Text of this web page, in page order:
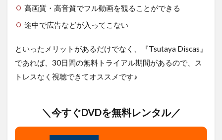
高画質・高音質でフル動画を観ることができる
途中で広告などが入ってこない
といったメリットがあるだけでなく、『Tsutaya Discas』
であれば、30日間の無料トライアル期間があるので、ス
トレスなく視聴できてオススメです♪
＼今すぐDVDを無料レンタル／